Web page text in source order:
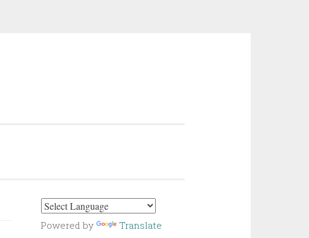
Powered by Translate